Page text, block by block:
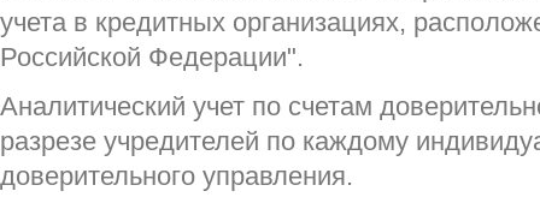
учета в кредитных организациях,
Российской Федерации".
Аналитический учет по счетам
разрезе учредителей по каждому
доверительного управления.